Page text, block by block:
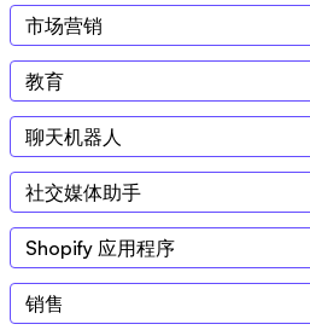
市场营销
教育
聊天机器人
社交媒体助手
Shopify 应用程序
销售